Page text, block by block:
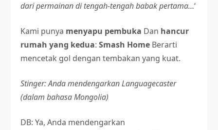
dari permainan di tengah-tengah babak pertama…‘
Kami punya menyapu pembuka Dan hancur
rumah yang kedua:Smash Home Berarti
mencetak gol dengan tembakan yang kuat.
Stinger: Anda mendengarkan Languagecaster
(dalam bahasa Mongolia)
DB: Ya, Anda mendengarkan